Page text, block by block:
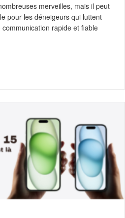
merveilles, mais il peut
pour les déneigeurs qui luttent
rapide et fiable
êtes-vous équipés ?